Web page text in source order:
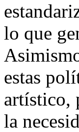
lo que
estas
artístico,
la